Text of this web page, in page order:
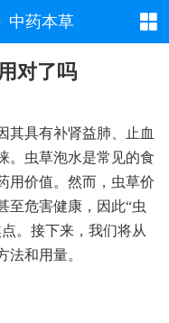
中药本草
对了吗
其具有补肾益肺、止血
。虫草泡水是常见的食
用价值。然而，虫草价
至危害健康，因此“虫
。接下来，我们将从
法和用量。